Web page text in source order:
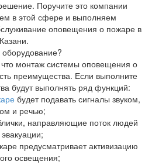
Поручите это компании
в этой сфере и выполняем
оповещения о пожаре в
Казани.
оборудование?
монтаж системы оповещения о
преимущества. Если выполните
будут выполнять ряд функций:
будет подавать сигналы звуком,
и речью;
направляющие поток людей
предусматривает активизацию
освещения;